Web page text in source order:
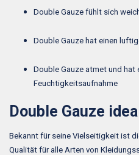
Double Gauze fühlt sich
Double Gauze hat einen
Double Gauze atmet und hat
Feuchtigkeitsaufnahme
Double Gauze
Bekannt für seine Vielseitigkeit ist
Qualität für alle Arten von